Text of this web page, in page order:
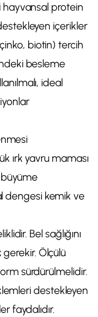
hayvansal protein
içerikler
biotin) tercih
besleme
ideal
ırk yavru maması
büyüme
dengesi kemik ve
Bel sağlığını
Ölçülü
sürdürülmelidir.
destekleyen
faydalıdır.